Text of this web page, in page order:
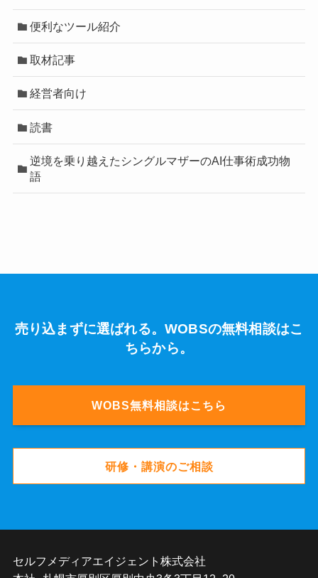
便利なツール紹介
取材記事
経営者向け
読書
逆境を乗り越えたシングルマザーのAI仕事術成功物
語
売り込まずに選ばれる。WOBSの無料相談はこ
ちらから。
WOBS無料相談はこちら
研修・講演のご相談
セルフメディアエイジェント株式会社